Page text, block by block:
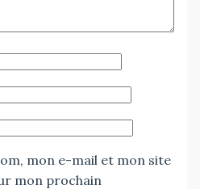
mon e-mail et mon site
mon prochain